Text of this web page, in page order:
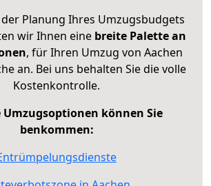
Planung Ihres Umzugsbudgets
wir Ihnen eine breite Palette an
, für Ihren Umzug von Aachen
an. Bei uns behalten Sie die volle
Kostenkontrolle.
Umzugsoptionen können Sie
benkommen: